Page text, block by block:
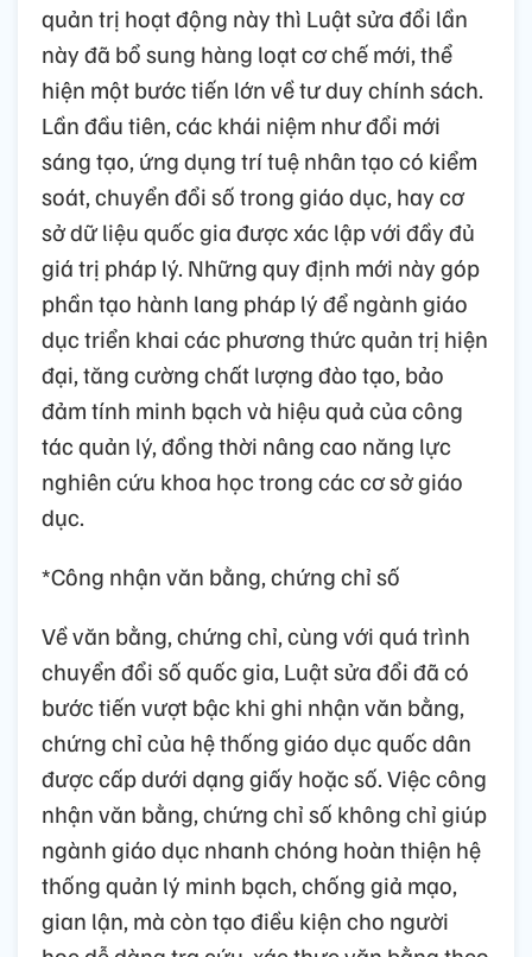
quản trị hoạt động này thì Luật sửa đổi lần
này đã bổ sung hàng loạt cơ chế mới, thể
hiện một bước tiến lớn về tư duy chính sách.
Lần đầu tiên, các khái niệm như đổi mới
sáng tạo, ứng dụng trí tuệ nhân tạo có kiểm
soát, chuyển đổi số trong giáo dục, hay cơ
sở dữ liệu quốc gia được xác lập với đầy đủ
giá trị pháp lý. Những quy định mới này góp
phần tạo hành lang pháp lý để ngành giáo
dục triển khai các phương thức quản trị hiện
đại, tăng cường chất lượng đào tạo, bảo
đảm tính minh bạch và hiệu quả của công
tác quản lý, đồng thời nâng cao năng lực
nghiên cứu khoa học trong các cơ sở giáo
dục.
*Công nhận văn bằng, chứng chỉ số
Về văn bằng, chứng chỉ, cùng với quá trình
chuyển đổi số quốc gia, Luật sửa đổi đã có
bước tiến vượt bậc khi ghi nhận văn bằng,
chứng chỉ của hệ thống giáo dục quốc dân
được cấp dưới dạng giấy hoặc số. Việc công
nhận văn bằng, chứng chỉ số không chỉ giúp
ngành giáo dục nhanh chóng hoàn thiện hệ
thống quản lý minh bạch, chống giả mạo,
gian lận, mà còn tạo điều kiện cho người